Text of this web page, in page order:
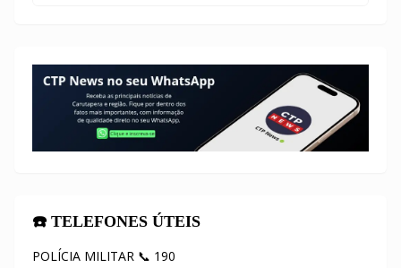
☎️ TELEFONES ÚTEIS
POLÍCIA MILITAR 📞 190